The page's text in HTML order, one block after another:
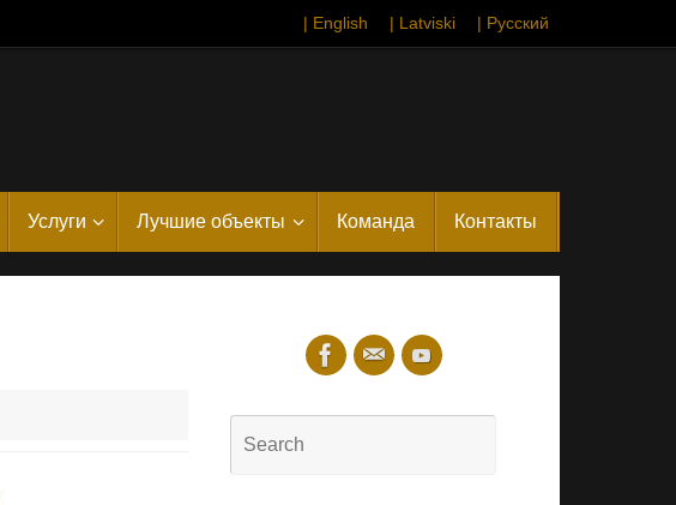
| English | Latviski | Русский
Услуги Лучшие объекты Команда Контакты
for: